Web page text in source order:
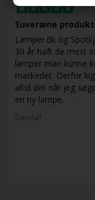
Suveræne
Lamper.dk og
30 år haft de mest
lamper man kunne
markedet. Derfor
altid der når jeg
en ny lampe.
Gandalf